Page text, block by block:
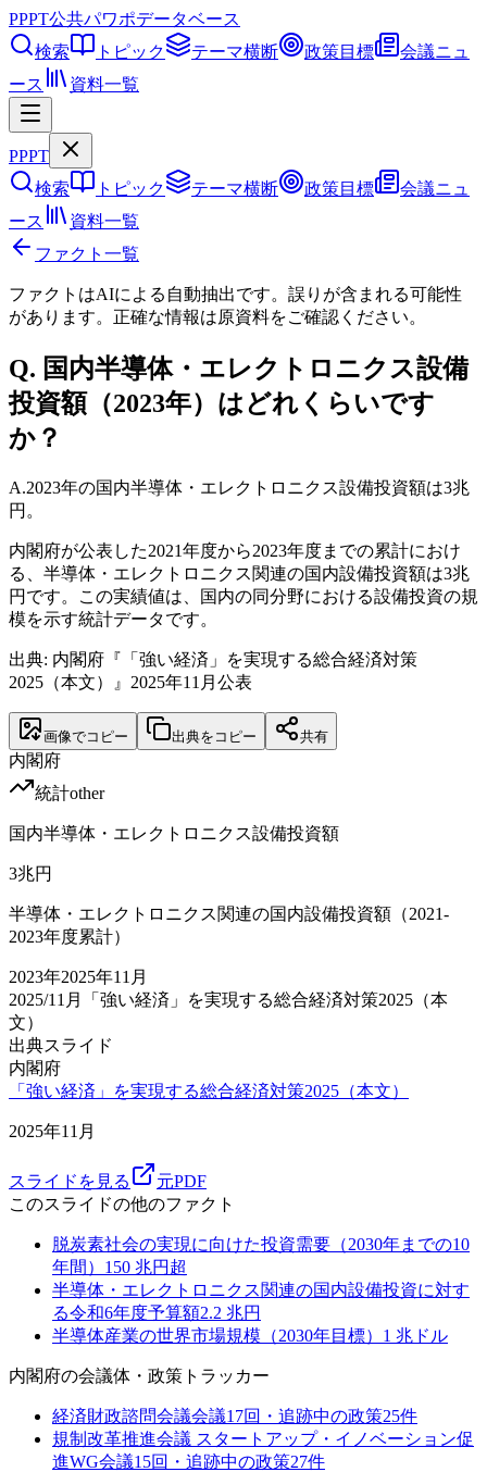
PPPT公共パワポデータベース
検索
トピック テーマ横断 政策目標
会議ニュ
ース
資料一覧
PPPT
検索
トピック テーマ横断 政策目標
会議ニュ
ース
資料一覧
ファクト一覧
ファクトはAIによる自動抽出です。誤りが含まれる可能性
があります。正確な情報は原資料をご確認ください。
Q. 国内半導体・エレクトロニクス設備
投資額（2023年）はどれくらいです
か？
A.2023年の国内半導体・エレクトロニクス設備投資額は3兆
円。
内閣府が公表した2021年度から2023年度までの累計におけ
る、半導体・エレクトロニクス関連の国内設備投資額は3兆
円です。この実績値は、国内の同分野における設備投資の規
模を示す統計データです。
出典: 内閣府『「強い経済」を実現する総合経済対策
2025（本文）』2025年11月公表
画像でコピー 出典をコピー 共有
内閣府
統計other
国内半導体・エレクトロニクス設備投資額
3兆円
半導体・エレクトロニクス関連の国内設備投資額（2021-
2023年度累計）
2023年2025年11月
2025/11月
「強い経済」を実現する総合経済対策2025（本
文）
出典スライド
内閣府
「強い経済」を実現する総合経済対策2025（本文）
2025年11月
スライドを見る
元PDF
このスライドの他のファクト
脱炭素社会の実現に向けた投資需要（2030年までの10
年間） 150 兆円超
半導体・エレクトロニクス関連の国内設備投資に対す
る令和6年度予算額2.2 兆円
半導体産業の世界市場規模（2030年目標） 1 兆ドル
内閣府の会議体・政策トラッカー
経済財政諮問会議会議17回・追跡中の政策25件
規制改革推進会議 スタートアップ・イノベーション促
進WG会議15回・追跡中の政策27件